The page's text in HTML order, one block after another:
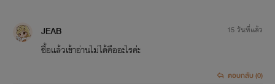
JEAB
ซื้อแล้วเข้าอ่านไม่ได้คืออะไรค่ะ
15 วันที่แล้ว
ตอบกลับ (0)